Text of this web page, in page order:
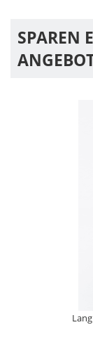
SPAREN